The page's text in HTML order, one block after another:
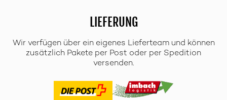
LIEFERUNG
Wir verfügen über ein eigenes Lieferteam und können
zusätzlich Pakete per Post oder per Spedition
versenden.